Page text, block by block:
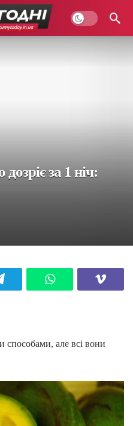
за 1 ніч:
способами, але всі вони